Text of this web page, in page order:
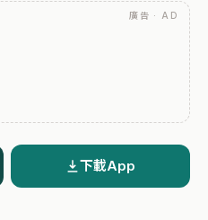
廣告 · AD
下載App